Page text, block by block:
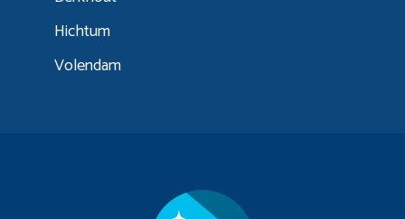
Hichtum
Volendam